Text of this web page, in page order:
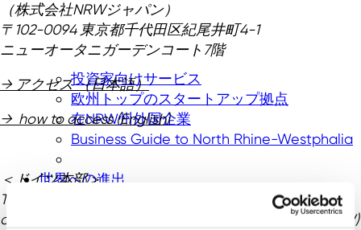
投資家向けサービス
欧州トップのスタートアップ拠点
在NRW州外国企業
Business Guide to North Rhine-Westphalia
世界への進出
（株式会社NRWジャパン）
〒102-0094 東京都千代田区紀尾井町4-1
ニューオータニガーデンコート7階
→ アクセス （日本語）
→ how to access (English)
＜ドイツ本部＞
Trade & Investment Agency
of the German State of North Rhine-Westphalia (NRW)